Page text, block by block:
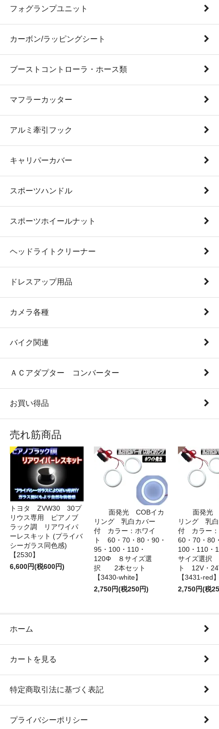
フォグランプユニット
カーボン/ラッピングシート
ブーストコントローラ・ホース類
マフラーカッター
アルミ牽引フック
キャリパーカバー
スポーツハンドル
スポーツホイールナット
ヘッドライトクリーナー
ドレスアップ用品
カメラ各種
バイク関連
ＡＣアダプター コンバーター
お買い得品
売れ筋商品
トヨタ ZVW30 30プ
リウス専用 ピアノブ
ラック調 リアワイパ
ーレスキット (プライバ
シーガラス同色感)
【2530】
6,600円(税600円)
面発光 COBイカ
リング 乳白カバー
付 カラー：ホワイ
ト 60・70・80・90・
95・100・110・
120Φ ８サイズ選
択 2本セット
【3430-white】
2,750円(税250円)
面発光
リング 乳
付 カラー
60・70・80
100・110
サイズ選
ト 12V・
【3431-red
2,750円(税
ホーム
カートを見る
特定商取引法に基づく表記
プライバシーポリシー